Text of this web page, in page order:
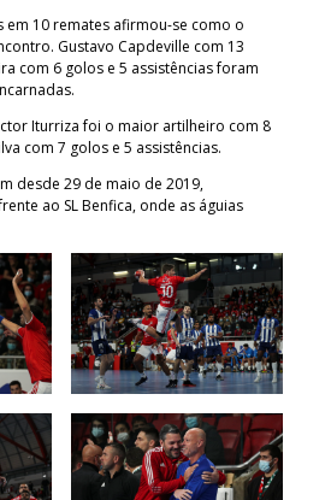
em 10 remates afirmou-se como o
Gustavo Capdeville com 13
com 6 golos e 5 assistências foram
Iturriza foi o maior artilheiro com 8
com 7 golos e 5 assistências.
desde 29 de maio de 2019,
ao SL Benfica, onde as águias